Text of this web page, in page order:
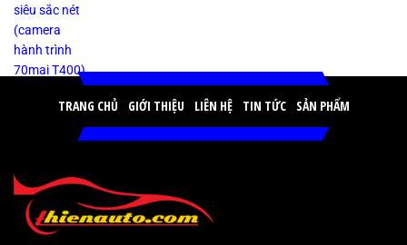
TRANG CHỦ GIỚI THIỆU LIÊN HỆ TIN TỨC SẢN PHẨM